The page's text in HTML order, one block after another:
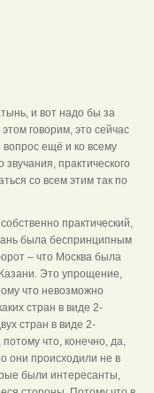
и вот надо бы за
говорим, это сейчас
вопрос ещё и ко всему
практического
со всем этим так по
практический,
была беспринципным
– что Москва была
Это упрощение,
что невозможно
стран в виде 2-
стран в виде 2-
что, конечно, да,
они происходили не в
были интересанты,